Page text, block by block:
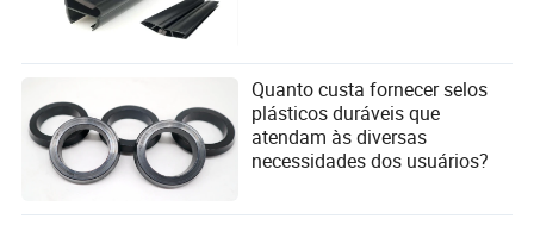
Quanto custa fornecer selos
plásticos duráveis que
atendam às diversas
necessidades dos usuários?